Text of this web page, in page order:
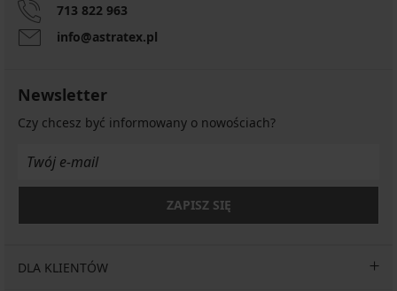
713 822 963
info@astratex.pl
Newsletter
Czy chcesz być informowany o nowościach?
ZAPISZ SIĘ
DLA KLIENTÓW